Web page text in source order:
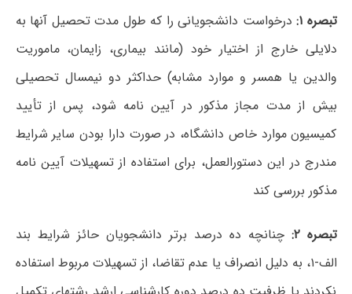
تبصره ۱:
درخواست دانشجویانی را که طول مدت تحصیل آنها به
دلایلی خارج از اختیار خود (مانند بیماری، زایمان، ماموریت
والدین یا همسر و موارد مشابه) حداکثر دو نیمسال تحصیلی
بیش از مدت مجاز مذکور در آیین نامه شود، پس از تأیید
کمیسیون موارد خاص دانشگاه، در صورت دارا بودن سایر شرایط
مندرج در این دستورالعمل، برای استفاده از تسهیلات آیین نامه
مذکور بررسی کند
تبصره ۲:
چنانچه ده درصد برتر دانشجویان حائز شرایط بند
الف-۱، به دلیل انصراف یا عدم تقاضا، از تسهیلات مربوط استفاده